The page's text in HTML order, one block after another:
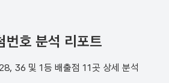
호 분석 리포트
36 및 1등 배출점 11곳 상세 분석